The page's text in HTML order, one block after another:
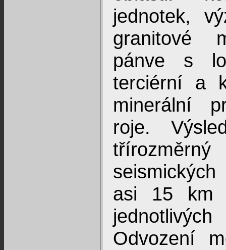
jednotek,
granitové
pánve s
terciérní a
minerální
roje.
asi 15 km
Odvození